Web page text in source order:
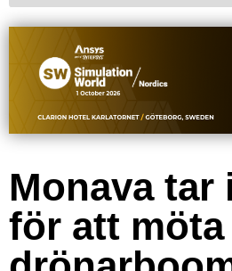
Monava tar
för att möta